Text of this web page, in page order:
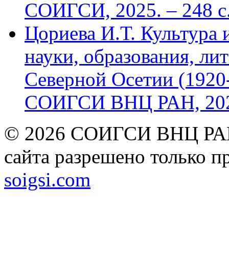
СОИГСИ, 2025. – 248
Цориева И.Т. Культура
науки, образования,
Северной Осетии
СОИГСИ ВНЦ РАН,
© 2026 СОИГСИ ВНЦ РАН
сайта разрешено только
soigsi.com